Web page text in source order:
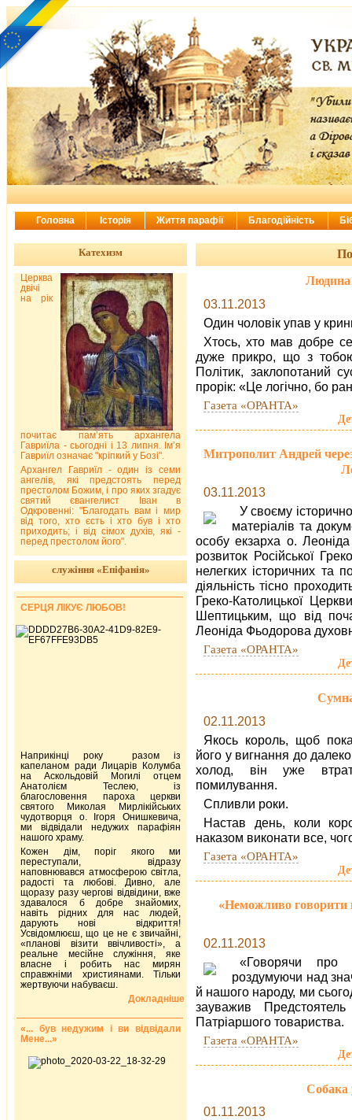
Людина
03.11.2013
Один чоловік упав у
Хтось, хто мав добре
дуже прикро, що з
Політик, заклопотаний
прорік: «Це логічно, бо
Газета «ОРАНТА»
Митрополит Андрей
03.11.2013
У своєму
матеріалів та
особу екзарха о.
розвиток Російської
нелегких історичних та
діяльність тісно
Греко-Католицької
Шептицьким, що від
Леоніда Фьодорова
Газета «ОРАНТА»
02.11.2013
Якось король, щоб
його у вигнання до
холод, він уже
помилування.
Спливли роки.
Настав день, коли
наказом виконати все,
Газета «ОРАНТА»
«Неможливо говорити
02.11.2013
«Говорячи про
роздумуючи над
й нашого народу, ми
зауважив
Патріаршого товариства.
Газета «ОРАНТА»
Собака
01.11.2013
Катехизм
Церква
двічі
на рік
почитає пам’ять архангела
Гавриїла - сьогодні і 13 липня. Ім’я
Гавриїл означає "кріпкий у Бозі".
Архангел Гавриїл - один із семи
ангелів, які предстоять перед
престолом Божим, і про яких згадує
святий євангелист Іван в
Одкровенні: "Благодать вам і мир
від того, хто єсть і хто був і хто
приходить; і від сімох духів, які -
перед престолом його".
служіння «Епіфанія»
СЕРЦЯ ЛІКУЄ ЛЮБОВ!
Наприкінці року разом із
капеланом ради Лицарів Колумба
на Аскольдовій Могилі отцем
Анатолієм Теслею, із
благословення пароха церкви
святого Миколая Мирлікійських
чудотворця о. Ігоря Онишкевича,
ми відвідали недужих парафіян
нашого храму.
Кожен дім, поріг якого ми
переступали, відразу
наповнювався атмосферою світла,
радості та любові. Дивно, але
щоразу разу чергові відвідини, вже
здавалося б добре знайомих,
навіть рідних для нас людей,
дарують нові відкриття!
Усвідомлюєш, що це не є звичайні,
«планові візити ввічливості», а
реальне месійне служіння, яке
власне і робить нас мирян
справжніми християнами. Тільки
жертвуючи набуваєш.
Докладніше
«... був недужим і ви відвідали
Мене...»
Головна Історія Життя парафії Благодійність